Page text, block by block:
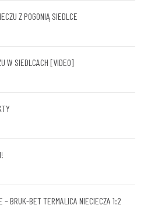
Z POGONIĄ SIEDLCE
W SIEDLCACH [VIDEO]
– BRUK-BET TERMALICA NIECIECZA 1:2